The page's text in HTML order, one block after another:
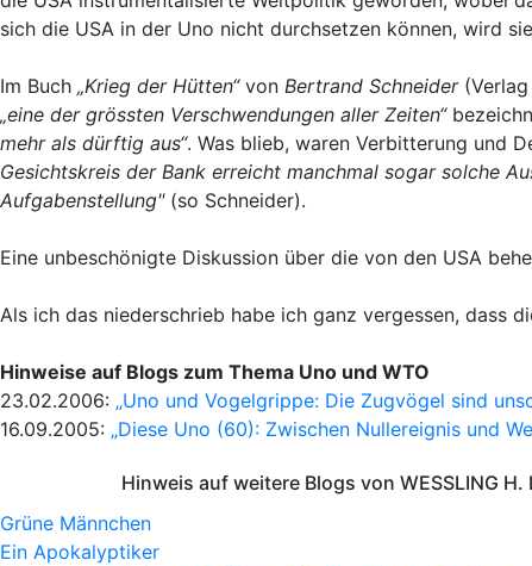
sich die USA in der Uno nicht durchsetzen können, wird
Im Buch „Krieg der Hütten“von Bertrand Schneider(Verlag
„eine der grössten Verschwendungen aller Zeiten“
mehr als dürftig aus“. Was blieb, waren Verbitterung und
Gesichtskreis der Bank erreicht manchmal sogar solche
Aufgabenstellung"(so Schneider).
Eine unbeschönigte Diskussion über die von den USA
Als ich das niederschrieb habe ich ganz vergessen, dass
Hinweise auf Blogs zum Thema Uno und WTO
23.02.2006: „Uno und Vogelgrippe: Die Zugvögel sind
16.09.2005: „Diese Uno (60): Zwischen Nullereignis und
Hinweis auf weitere Blogs von WESSLING H.
Grüne Männchen
Ein Apokalyptiker